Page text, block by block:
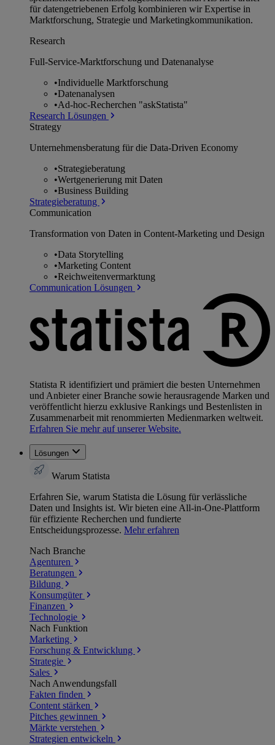
für datengetriebenen Erfolg kombinieren wir Expertise in
Marktforschung, Strategie und Marketingkommunikation.
Research
Full-Service-Marktforschung und Datenanalyse
•Individuelle Marktforschung
•Datenanalysen
•Ad-hoc-Recherchen "askStatista"
Research Lösungen
Strategy
Unternehmens­beratung für die Data-Driven Economy
•Strategieberatung
•Wertgenerierung mit Daten
•Business Building
Strategieberatung
Communication
Transformation von Daten in Content-Marketing und Design
•Data Storytelling
•Marketing Content
•Reichweitenvermarktung
Communication Lösungen
Statista R identifiziert und prämiert die besten Unternehmen
und Anbieter einer Branche sowie herausragende Marken und
veröffentlicht hierzu exklusive Rankings und Bestenlisten in
Zusammenarbeit mit renommierten Medienmarken weltweit.
Erfahren Sie mehr auf unserer Website.
Lösungen
Warum Statista
Erfahren Sie, warum Statista die Lösung für verlässliche
Daten und Insights ist. Wir bieten eine All-in-One-Plattform
für effiziente Recherchen und fundierte
Entscheidungsprozesse. Mehr erfahren
Nach Branche
Agenturen
Beratungen
Bildung
Konsumgüter
Finanzen
Technologie
Nach Funktion
Marketing
Forschung & Entwicklung
Strategie
Sales
Nach Anwendungsfall
Fakten finden
Content stärken
Pitches gewinnen
Märkte verstehen
Strategien entwickeln